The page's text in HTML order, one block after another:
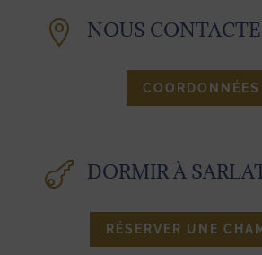
 NOUS
COORDONNÉES
 DORMIR À
RÉSERVER UNE